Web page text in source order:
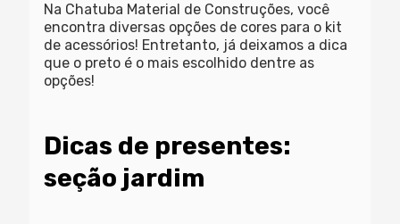
Na Chatuba Material de Construções, você
encontra diversas opções de cores para o kit
de acessórios! Entretanto, já deixamos a dica
que o preto é o mais escolhido dentre as
opções!
Dicas de presentes:
seção jardim